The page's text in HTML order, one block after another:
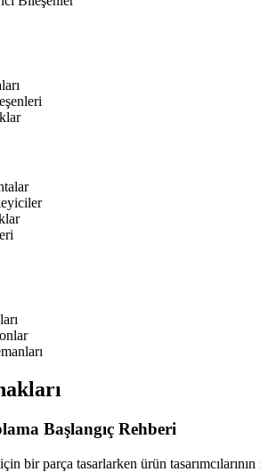
Başlangıç Rehberi
bir parça tasarlarken ürün